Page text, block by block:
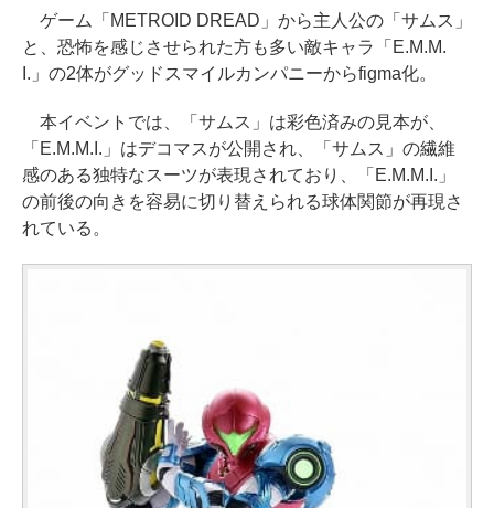
ゲーム「METROID DREAD」から主人公の「サムス」
と、恐怖を感じさせられた方も多い敵キャラ「E.M.M.
I.」の2体がグッドスマイルカンパニーからfigma化。
本イベントでは、「サムス」は彩色済みの見本が、
「E.M.M.I.」はデコマスが公開され、「サムス」の繊維
感のある独特なスーツが表現されており、「E.M.M.I.」
の前後の向きを容易に切り替えられる球体関節が再現さ
れている。